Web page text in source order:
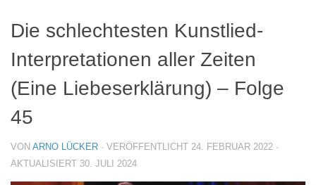
Die schlechtesten Kunstlied-
Interpretationen aller Zeiten
(Eine Liebeserklärung) – Folge
45
VON ARNO LÜCKER · VERÖFFENTLICHT 24. FEBRUAR 2022 ·
AKTUALISIERT 30. JULI 2024